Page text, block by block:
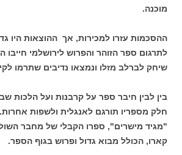
מוכנה.
ההסכמות עזרו למכירות, אך ההוצאות היו
לתרגום ספר הזוהר והפרוש לירושלמי חייבו
שיחק לברלב מזלו ונמצאו נדיבים שתרמו
בין לבין חיבר ספר על קרבנות ועל הלכות
חלק מספריו תורגם לאנגלית ולשפות
"מגיד מישרים", ספרו הקבלי של מחבר
קארו, הכולל מבוא גדול ופרוש בגוף הספר.